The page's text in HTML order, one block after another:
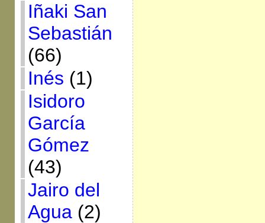
Iñaki San
Sebastián
(66)
Inés (1)
Isidoro
García
Gómez
(43)
Jairo del
Agua(2)